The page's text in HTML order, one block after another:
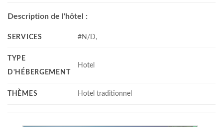
Description de l'hôtel :
SERVICES #N/D,
TYPE
D'HÉBERGEMENT
Hotel
THÈMES Hotel traditionnel